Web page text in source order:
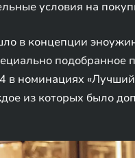
условия на
в концепции
подобранное
в номинациях
из которых было